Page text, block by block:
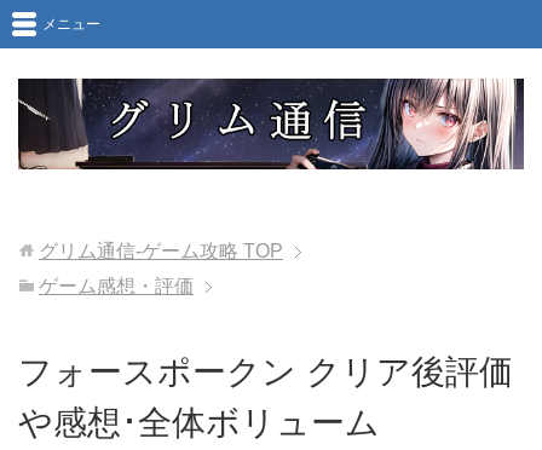
メニュー
グリム通信-ゲーム攻略 TOP
ゲーム感想・評価
フォースポークン クリア後評価
や感想･全体ボリューム